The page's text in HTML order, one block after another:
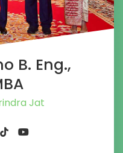
B. Eng.,
Jateng